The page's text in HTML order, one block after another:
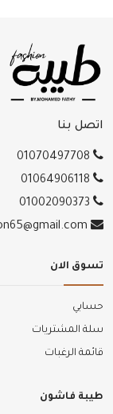
اتصل بنا
تسوق الان
حسابي
سلة المشتريات
قائمة الرغبات
طيبة فاشون